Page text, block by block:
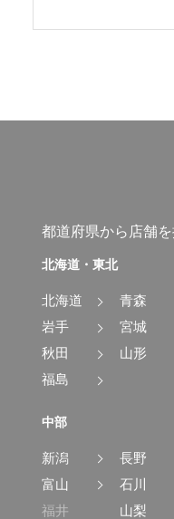
都道府県から店舗
北海道・東北
北海道
青森
岩手
宮城
秋田
山形
福島
中部
新潟
長野
富山
石川
福井
山梨